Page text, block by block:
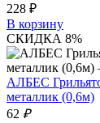
228 ₽
В корзину
СКИДКА 8%
АЛБЕС
металлик (0,6м)
62 ₽